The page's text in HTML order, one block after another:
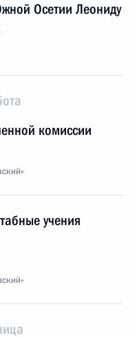
Осетии Леониду
комиссии
учения